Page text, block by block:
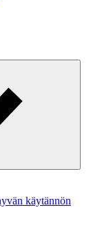
käytännön